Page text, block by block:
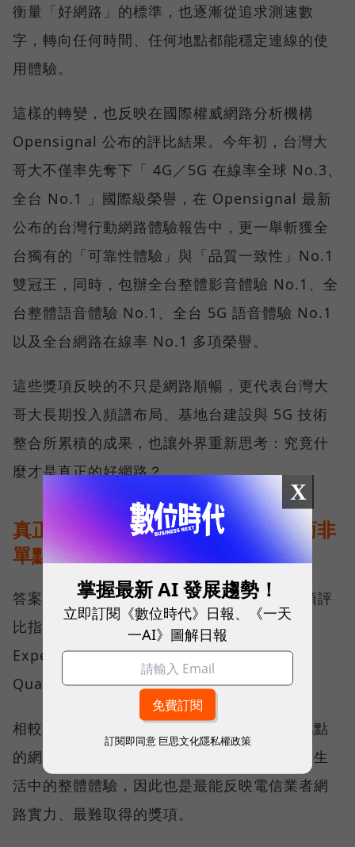
衡量「好網路」的標準，也逐漸從追求測速數
字，轉向任何時間、任何地點都能穩定連線的使
用體驗。
這樣的轉變，也反映在國際權威網路分析機構
Opensignal 公布的評比結果。今年初，台灣大
哥大不僅率先奪下「 4G／5G 在線率全球 No.3、
全台 No.1 」國際級榮譽，在 Opensignal 最新
公布的台灣行動網路體驗報告中，更一舉斬獲全
台獨有的「可靠性體驗」與「品質一致性」No.1
雙冠王，同時，包辦全台整體影音體驗 No.1、全
台整體語音體驗 No.1、全台 5G 語音體驗 No.1
以及全台網路在線率 No.1 多項榮譽。
這些獎項反映的不只是網路順暢，更代表台灣大
哥大長期投入頻譜布局、基地台建設與 5G 技術
整合所累積的成果，也讓外界重新思考：究竟什
麼才是真正的好網路？
真正的好網路，比的是長期穩定、而非
單點測速
答案，就藏在 Opensignal 最具代表性的兩項評
比指標──可靠性體驗（Reliability
Experience）與品質一致性（Consistent
Quality）。
相較於傳統下載速度只反映單一時間、單一地點
的網路表現，這兩項指標更重視使用者在真實生
活中的整體體驗，因此也是最能反映電信業者網
路實力、最難取得的獎項。
X
掌握最新 AI 發展趨勢！
立即訂閱《數位時代》日報、《一天
一AI》圖解日報
訂閱即同意 巨思文化隱私權政策